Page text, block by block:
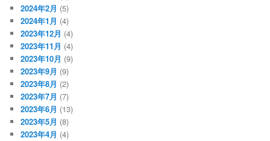
2024年2月 (5)
2024年1月 (4)
2023年12月 (4)
2023年11月 (4)
2023年10月 (9)
2023年9月 (9)
2023年8月 (2)
2023年7月 (7)
2023年6月 (13)
2023年5月 (8)
2023年4月 (4)